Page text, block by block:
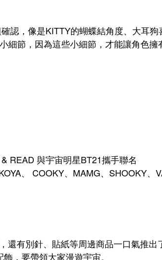
認，像是KITTY的蝴蝶結角度、大耳狗
細節，因為這些小細節，才能讓角色擁
READ 與宇宙明星BT21攜手聯名
、 COOKY、MAMG、SHOOKY、
還有別針、貼紙等周邊商品一口氣推
飾，要帶領大家漫遊宇宙。